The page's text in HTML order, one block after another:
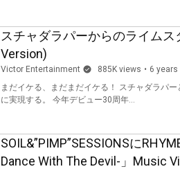
スチャダラパーからのライム
Version)
Victor Entertainment 885K views
6 years
まだイケる、まだまだイケる！ スチャダラパーとライ
に実現する。 今年デビュー30周年...
SOIL&”PIMP”SESSIONSに
Dance With The Devil-」Music